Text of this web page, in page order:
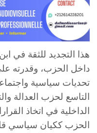
هذا التجديد للثقة في
داخل الحزب، وقدرته
تحديات سياسية
التاسع لحزب العدالة
الداخلية في اتخاذ
الحزب ككيان سياسي